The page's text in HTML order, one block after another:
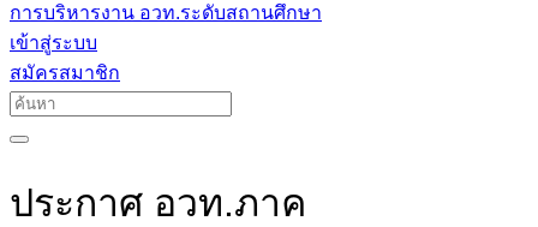
การบริหารงาน อวท.ระดับสถานศึกษา
เข้าสู่ระบบ
สมัครสมาชิก
ประกาศ อวท.ภาค